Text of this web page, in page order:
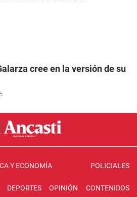
cree en la versión de su
Y ECONOMÍA POLICIALES
DEPORTES OPINIÓN CONTENIDOS